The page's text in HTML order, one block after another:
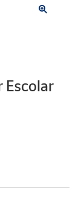
Escolar